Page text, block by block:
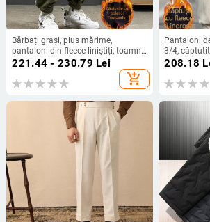
Bărbați grași, plus mărime,
pantaloni din fleece liniștiți, toamna
și iarna, la modă, verzi, largi,
salopete pentru bărbați, pantaloni
casual cu picior, potrivite pentru
221.44 - 230.79 Lei
add_shopping_cart
Pantaloni
3/4,
largi,
208.18